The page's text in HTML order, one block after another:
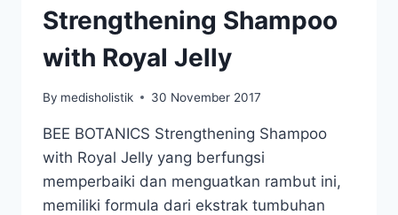
Strengthening Shampoo
with Royal Jelly
By medisholistik 30 November 2017
BEE BOTANICS Strengthening Shampoo
with Royal Jelly yang berfungsi
memperbaiki dan menguatkan rambut ini,
memiliki formula dari ekstrak tumbuhan